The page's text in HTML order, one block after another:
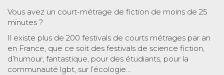
Vous avez un court-métrage de fiction de moins de 25
minutes ?
Il existe plus de 200 festivals de courts métrages par an
en France, que ce soit des festivals de science fiction,
d’humour, fantastique, pour des étudiants, pour la
communauté lgbt, sur l’écologie…